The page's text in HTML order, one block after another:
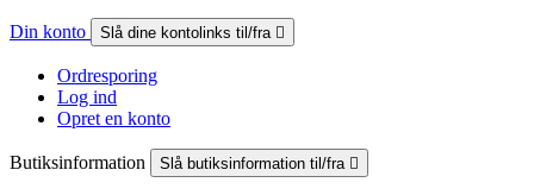
Din konto Slå dine kontolinks til/fra 
Ordresporing
Log ind
Opret en konto
Butiksinformation Slå butiksinformation til/fra 